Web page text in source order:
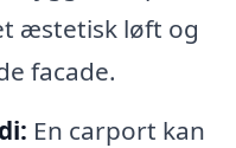
æstetisk løft og
facade.
En carport kan